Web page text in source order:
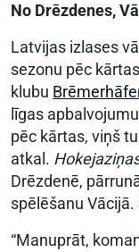
No Drēzdenes,
Latvijas izlases
sezonu pēc
klubu
līgas
pēc kārtas, viņš
atkal.
Drēzdenē,
spēlēšanu
“Manuprāt,